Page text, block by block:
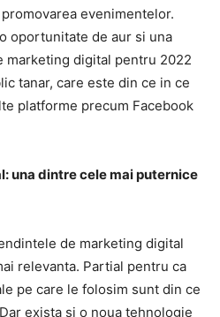
promovarea evenimentelor.
oportunitate de aur si una
digital pentru 2022
tanar, care este din ce in ce
platforme precum Facebook
una dintre cele mai puternice
de marketing digital
relevanta. Partial pentru ca
pe care le folosim sunt din ce
Dar exista si o noua tehnologie